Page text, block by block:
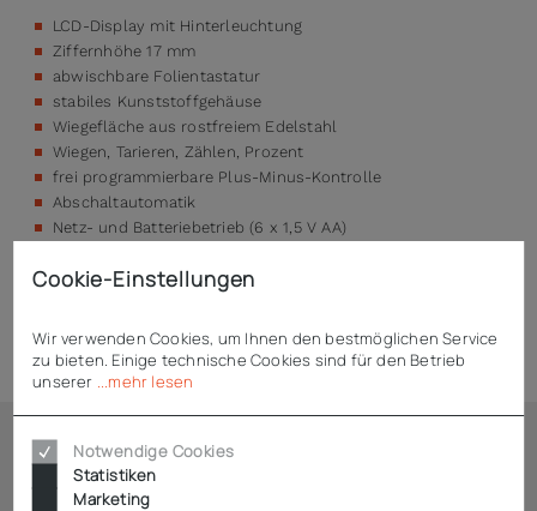
LCD-Display mit Hinterleuchtung
Ziffernhöhe 17 mm
abwischbare Folientastatur
stabiles Kunststoffgehäuse
Wiegefläche aus rostfreiem Edelstahl
Wiegen, Tarieren, Zählen, Prozent
frei programmierbare Plus-Minus-Kontrolle
Abschaltautomatik
Netz- und Batteriebetrieb (6 x 1,5 V AA)
Technische Daten
Ähnliche Artikel
Cookie-Einstellungen
Wir verwenden Cookies, um Ihnen den bestmöglichen Service
zu bieten. Einige technische Cookies sind für den Betrieb
unserer
...mehr lesen
Notwendige Cookies
Statistiken
Marketing